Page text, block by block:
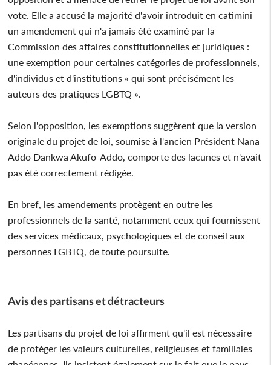
vote. Elle a accusé la majorité d'avoir introduit en catimini
un amendement qui n'a jamais été examiné par la
Commission des affaires constitutionnelles et juridiques :
une exemption pour certaines catégories de professionnels,
d'individus et d'institutions « qui sont précisément les
auteurs des pratiques LGBTQ ».
Selon l'opposition, les exemptions suggèrent que la version
originale du projet de loi, soumise à l'ancien Président Nana
Addo Dankwa Akufo-Addo, comporte des lacunes et n'avait
pas été correctement rédigée.
En bref, les amendements protègent en outre les
professionnels de la santé, notamment ceux qui fournissent
des services médicaux, psychologiques et de conseil aux
personnes LGBTQ, de toute poursuite.
Avis des partisans et détracteurs
Les partisans du projet de loi affirment qu'il est nécessaire
de protéger les valeurs culturelles, religieuses et familiales